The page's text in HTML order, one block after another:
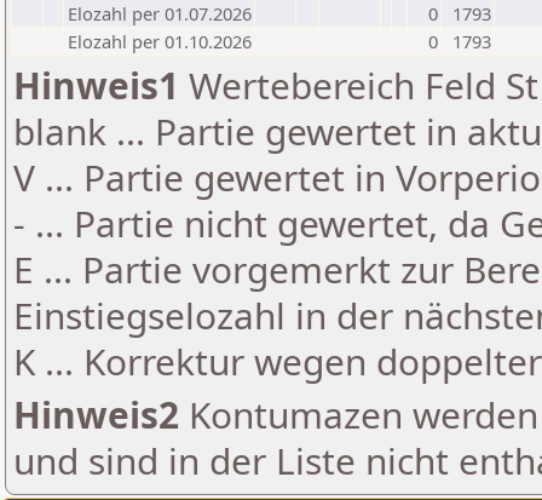
Elozahl per 01.07.2026
0
1793
Elozahl per 01.10.2026
0 1793
Hinweis1 Wertebereich Feld
blank ... Partie gewertet in
V ... Partie gewertet in
- ... Partie nicht gewertet, da
E ... Partie vorgemerkt zur
Einstiegselozahl in der
K ... Korrektur wegen
Hinweis2 Kontumazen
und sind in der Liste nicht